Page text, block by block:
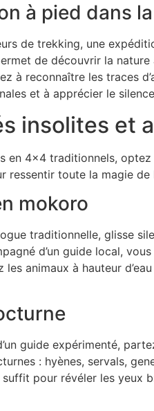
à pied dans
de trekking, une
de découvrir la nature
à reconnaître les traces
et à apprécier le
insolites et
en 4×4 traditionnels,
ressentir toute la magie de
mokoro
traditionnelle, glisse
d’un guide local,
les animaux à hauteur
guide expérimenté,
: hyènes, servals,
pour révéler les yeux